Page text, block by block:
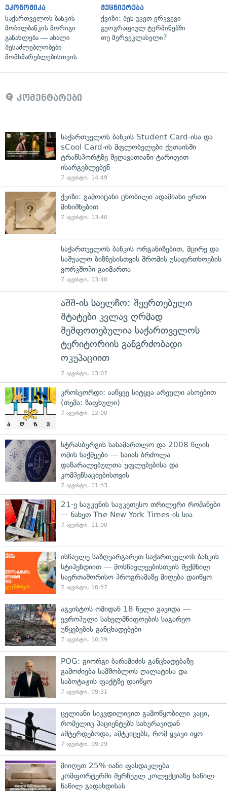
ეკონომიკა
საქართველოს ბანკის
მობილბანკის მორიგი
განახლება — ახალი
შესაძლებლობები
მომხმარებლებისთვის
მეცნიერება
ქვიზი: შენ უკეთ ერკვევი
გეოგრაფიულ ტერმინებში
თუ მერვეკლასელი?
კომენტარები
საქართველოს ბანკის Student Card-ისა და
sCool Card-ის მფლობელები ქუთაისში
ტრანსპორტზე შეღავათიანი ტარიფით
ისარგებლებენ
7 აგვისტო, 14:49
ქვიზი: გამოიცანი ცნობილი ადამიანი ერთი
მინიშნებით
7 აგვისტო, 13:40
საქართველოს ბანკის ორგანიზებით, მცირე და
საშუალო ბიზნესისთვის შრომის უსაფრთხოების
ვორკშოპი გაიმართა
7 აგვისტო, 13:40
აშშ-ის საელჩო: შეერთებული
შტატები კვლავ ღრმად
შეშფოთებულია საქართველოს
ტერიტორიის განგრძობადი
ოკუპაციით
7 აგვისტო, 13:07
კროსვორდი: ააწყვე სიტყვა არეული ასოებით
(თემა: ზაფხული)
7 აგვისტო, 12:00
სტრასბურგის სასამართლო და 2008 წლის
ომის საქმეები — საიას ბრძოლა
დაზარალებულთა უფლებებისა და
კომპენსაციებისთვის
7 აგვისტო, 11:53
21-ე საუკუნის საუკეთესო თრილერი რომანები
— ნახეთ The New York Times-ის სია
7 აგვისტო, 11:00
ისწავლე საზღვარგარეთ საქართველოს ბანკის
სტიპენდიით — მოსწავლეებისთვის შექმნილ
საერთაშორისო პროგრამაზე მიღება დაიწყო
7 აგვისტო, 10:57
აგვისტოს ომიდან 18 წელი გავიდა —
ევროპული სახელმწიფოების საგარეო
უწყებების განცხადებები
7 აგვისტო, 10:39
POG: გიორგი ბარამიძის განცხადებაზე
გამოძიება სამშობლოს ღალატისა და
საბოტაჟის ფაქტზე დაიწყო
7 აგვისტო, 09:31
ცელიანი სიკვდილივით გამოწყობილი კაცი,
რომელიც პაციენტებს სახურავიდან
აშტერდებოდა, ამტკიცებს, რომ ყვავი იყო
7 აგვისტო, 09:29
მიიღეთ 25%-იანი ფასდაკლება
კომფორტერში შერჩეულ კოლექციაზე ნაწილ-
ნაწილ გადახდისას